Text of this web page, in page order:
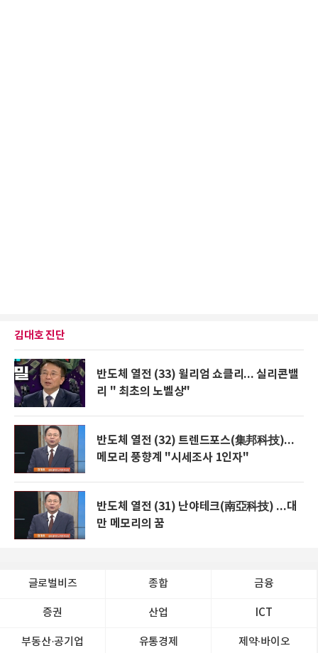
김대호 진단
반도체 열전 (33) 윌리엄 쇼클리... 실리콘밸
리 " 최초의 노벨상"
반도체 열전 (32) 트렌드포스(集邦科技)...
메모리 풍향계 "시세조사 1인자"
반도체 열전 (31) 난야테크(南亞科技) ...대
만 메모리의 꿈
글로벌비즈 종합 금융
증권 산업 ICT
부동산·공기업 유통경제 제약∙바이오